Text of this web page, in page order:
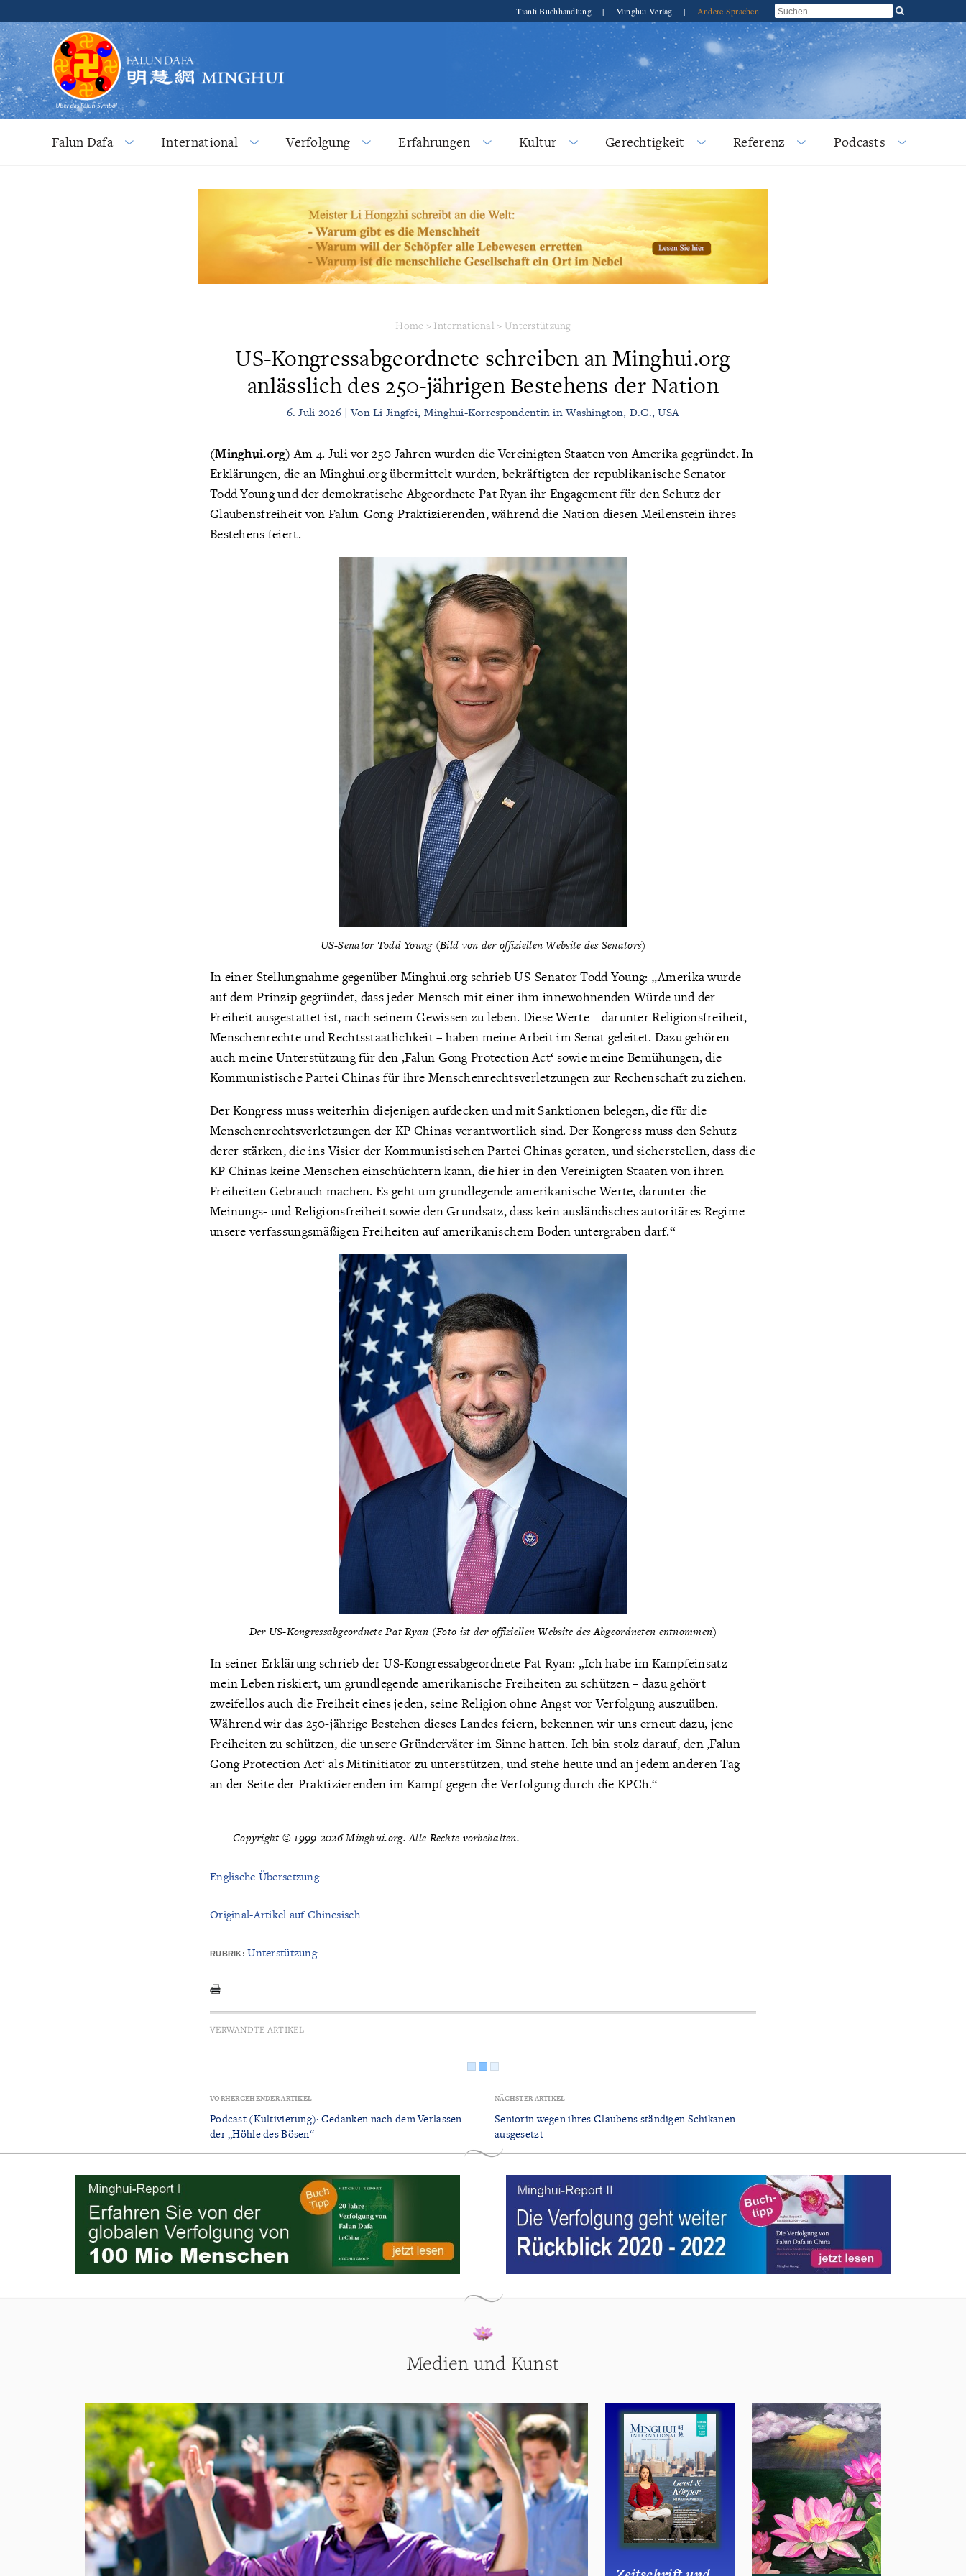
Tianti Buchhandlung | Minghui Verlag | Andere Sprachen
Falun Dafa International Verfolgung Erfahrungen Kultur Gerechtigkeit Referenz Podcasts
Home > International > Unterstützung
US-Kongressabgeordnete schreiben an Minghui.org
anlässlich des 250-jährigen Bestehens der Nation
6. Juli 2026 | Von Li Jingfei, Minghui-Korrespondentin in Washington, D.C., USA
(Minghui.org) Am 4. Juli vor 250 Jahren wurden die Vereinigten Staaten von Amerika gegründet. In
Erklärungen, die an Minghui.org übermittelt wurden, bekräftigten der republikanische Senator
Todd Young und der demokratische Abgeordnete Pat Ryan ihr Engagement für den Schutz der
Glaubensfreiheit von Falun-Gong-Praktizierenden, während die Nation diesen Meilenstein ihres
Bestehens feiert.
US-Senator Todd Young (Bild von der offiziellen Website des Senators)
In einer Stellungnahme gegenüber Minghui.org schrieb US-Senator Todd Young: „Amerika wurde
auf dem Prinzip gegründet, dass jeder Mensch mit einer ihm innewohnenden Würde und der
Freiheit ausgestattet ist, nach seinem Gewissen zu leben. Diese Werte – darunter Religionsfreiheit,
Menschenrechte und Rechtsstaatlichkeit – haben meine Arbeit im Senat geleitet. Dazu gehören
auch meine Unterstützung für den ‚Falun Gong Protection Act‘ sowie meine Bemühungen, die
Kommunistische Partei Chinas für ihre Menschenrechtsverletzungen zur Rechenschaft zu ziehen.
Der Kongress muss weiterhin diejenigen aufdecken und mit Sanktionen belegen, die für die
Menschenrechtsverletzungen der KP Chinas verantwortlich sind. Der Kongress muss den Schutz
derer stärken, die ins Visier der Kommunistischen Partei Chinas geraten, und sicherstellen, dass die
KP Chinas keine Menschen einschüchtern kann, die hier in den Vereinigten Staaten von ihren
Freiheiten Gebrauch machen. Es geht um grundlegende amerikanische Werte, darunter die
Meinungs- und Religionsfreiheit sowie den Grundsatz, dass kein ausländisches autoritäres Regime
unsere verfassungsmäßigen Freiheiten auf amerikanischem Boden untergraben darf.“
Der US-Kongressabgeordnete Pat Ryan (Foto ist der offiziellen Website des Abgeordneten entnommen)
In seiner Erklärung schrieb der US-Kongressabgeordnete Pat Ryan: „Ich habe im Kampfeinsatz
mein Leben riskiert, um grundlegende amerikanische Freiheiten zu schützen – dazu gehört
zweifellos auch die Freiheit eines jeden, seine Religion ohne Angst vor Verfolgung auszuüben.
Während wir das 250-jährige Bestehen dieses Landes feiern, bekennen wir uns erneut dazu, jene
Freiheiten zu schützen, die unsere Gründerväter im Sinne hatten. Ich bin stolz darauf, den ‚Falun
Gong Protection Act‘ als Mitinitiator zu unterstützen, und stehe heute und an jedem anderen Tag
an der Seite der Praktizierenden im Kampf gegen die Verfolgung durch die KPCh.“
Copyright © 1999-2026 Minghui.org. Alle Rechte vorbehalten.
Englische Übersetzung
Original-Artikel auf Chinesisch
RUBRIK: Unterstützung
VERWANDTE ARTIKEL
VORHERGEHENDER ARTIKEL
Podcast (Kultivierung): Gedanken nach dem Verlassen
der „Höhle des Bösen“
NÄCHSTER ARTIKEL
Seniorin wegen ihres Glaubens ständigen Schikanen
ausgesetzt
Medien und Kunst